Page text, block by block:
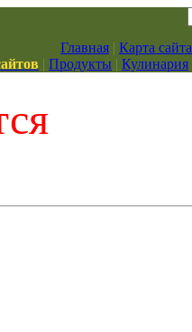
Главная | Карта сайта
| Продукты | Кулинария